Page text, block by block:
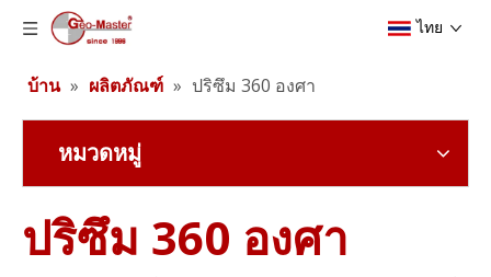
ไทย
บ้าน » ผลิตภัณฑ์ » ปริซึม 360 องศา
หมวดหมู่
ปริซึม 360 องศา